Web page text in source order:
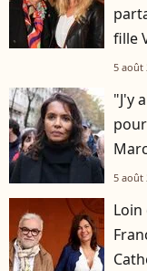
fille
5 août
"J'y
5 août
Loin